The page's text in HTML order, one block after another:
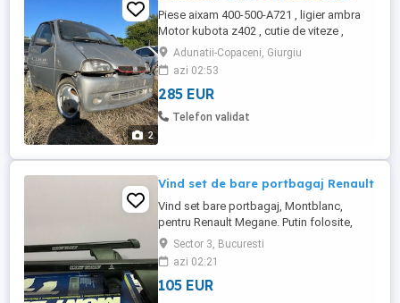
2
Piese aixam 400-500-A721 , ligier ambra
Motor kubota z402 , cutie de viteze ,
planetare , bascule , fuzete , caroserie
ligier , jante aliaj
Adunatii-Copaceni, Giurgiu
azi 02:53
285 EUR
Telefon validat
Vind set de bare portbagaj Renault
Vind set bare portbagaj, Montblanc,
pentru Renault Megane. Putin folosite,
pret: 550 ron, negociabil.
Sector 3, Bucuresti
azi 02:21
105 EUR